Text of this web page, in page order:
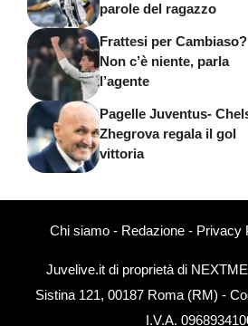
parole del ragazzo
Frattesi per Cambiaso?
Non c’è niente, parla
l’agente
Pagelle Juventus-
Zhegrova regala il gol
vittoria
Chi siamo- Redazione- Privacy
Juvelive.it di proprietà di
Sistina 121, 00187 Roma (RM) -
I.V.A.